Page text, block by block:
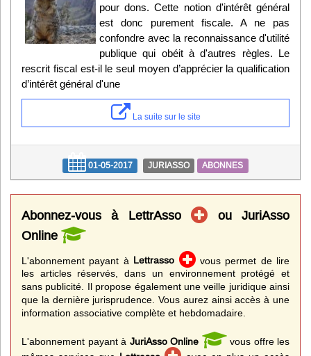
pour dons. Cette notion d'intérêt général
est donc purement fiscale. A ne pas
confondre avec la reconnaissance d'utilité
publique qui obéit à d'autres règles. Le
rescrit fiscal est-il le seul moyen d’apprécier la qualification
d’intérêt général d'une
La suite sur le site
01-05-2017 JURIASSO ABONNES
Abonnez-vous à LettrAsso
ou JuriAsso
Online
L'abonnement payant à Lettrasso
vous permet de lire
les articles réservés, dans un environnement protégé et
sans publicité. Il propose également une veille juridique ainsi
que la dernière jurisprudence. Vous aurez ainsi accès à une
information associative complète et hebdomadaire.
L'abonnement payant à JuriAsso Online
vous offre les